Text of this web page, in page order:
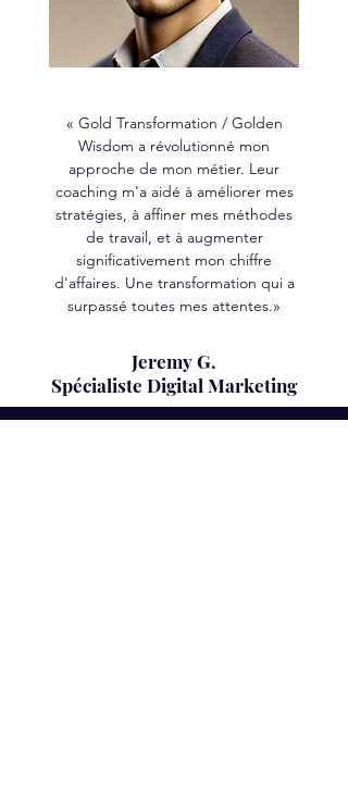
« Gold Transformation / Golden
Wisdom a révolutionné mon
approche de mon métier. Leur
coaching m'a aidé à améliorer mes
stratégies, à affiner mes méthodes
de travail, et à augmenter
significativement mon chiffre
d'affaires. Une transformation qui a
surpassé toutes mes attentes.»
Jeremy G.
Spécialiste Digital Marketing